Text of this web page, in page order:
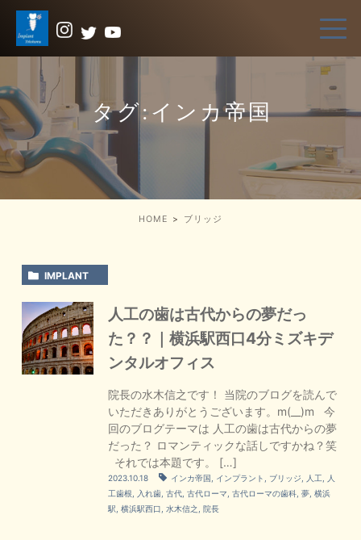
タグ:インカ帝国
HOME ブリッジ
IMPLANT
人工の歯は古代からの夢だっ
た？？｜横浜駅西口4分ミズキデ
ンタルオフィス
院長の水木信之です！ 当院のブログを読んで
いただきありがとうございます。m(__)m 今
回のブログテーマは 人工の歯は古代からの夢
だった？ ロマンティックな話しですかね？笑
それでは本題です。 […]
2023.10.18 インカ帝国 インプラント ブリッジ 人工
人
工歯根
入れ歯 ,古代 ,古代ローマ ,古代ローマの歯科 ,夢 ,横浜
駅 ,横浜駅西口 ,水木信之 ,院長